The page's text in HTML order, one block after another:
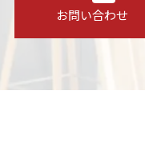
お問い合わせ